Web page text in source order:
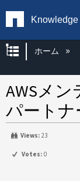
グロー
ホーム
AWSメ
パート
Views: 23
Votes: 0